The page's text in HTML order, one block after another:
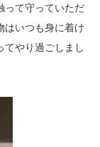
って守っていただ
はいつも身に着け
てやり過ごしまし